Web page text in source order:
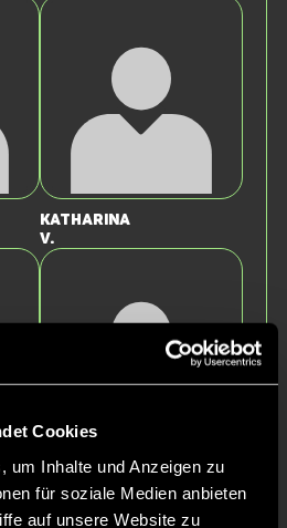
Cookies
um Inhalte und Anzeigen zu
für soziale Medien anbieten
auf unsere Website zu
Katharina
v.
Sophia
S.